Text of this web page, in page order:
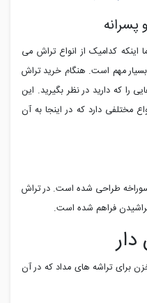
پسرانه
اینکه کدامیک از انواع تراش می
بسیار مهم است. هنگام خرید تراش
را که دارید در نظر بگیرید. این
مختلفی دارد که در اینجا به آن
طراحی شده است. در تراش
فراهم شده است.
برای تراشه های مداد که در آن